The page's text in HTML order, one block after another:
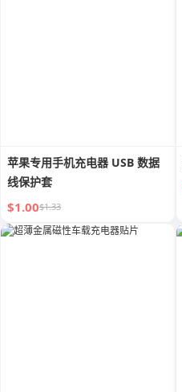
苹果专用手机充电器 USB 数据
线保护套
$1.00$1.33